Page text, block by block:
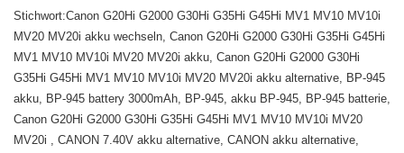
Stichwort:Canon G20Hi G2000 G30Hi G35Hi G45Hi MV1 MV10 MV10i
MV20 MV20i akku wechseln, Canon G20Hi G2000 G30Hi G35Hi G45Hi
MV1 MV10 MV10i MV20 MV20i akku, Canon G20Hi G2000 G30Hi
G35Hi G45Hi MV1 MV10 MV10i MV20 MV20i akku alternative, BP-945
akku, BP-945 battery 3000mAh, BP-945, akku BP-945, BP-945 batterie,
Canon G20Hi G2000 G30Hi G35Hi G45Hi MV1 MV10 MV10i MV20
MV20i , CANON 7.40V akku alternative, CANON akku alternative,